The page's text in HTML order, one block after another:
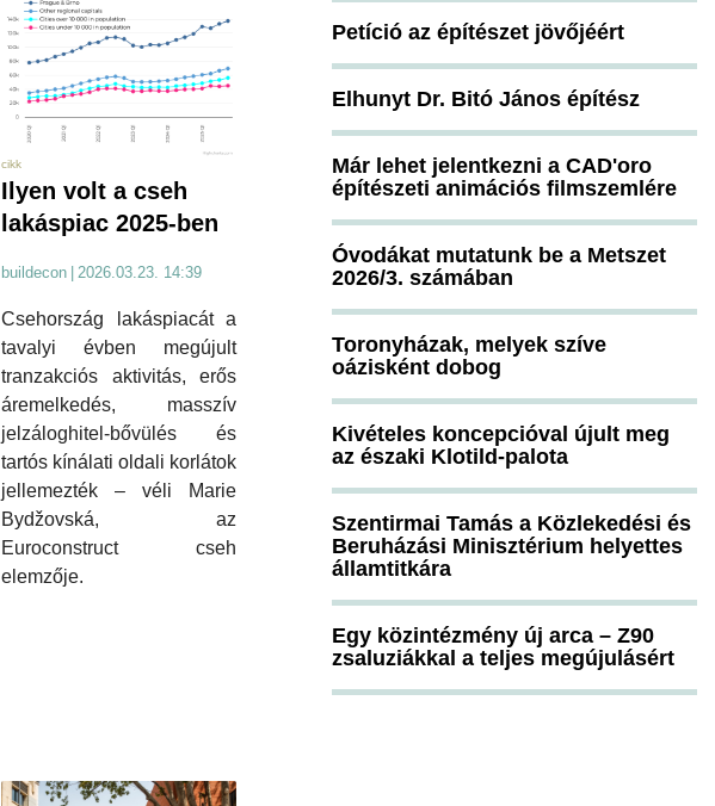
cikk
Ilyen volt a cseh
lakáspiac 2025-ben
buildecon 2026.03.23. 14:39
Csehország lakáspiacát a
tavalyi évben megújult
tranzakciós aktivitás, erős
áremelkedés, masszív
jelzáloghitel-bővülés és
tartós kínálati oldali korlátok
jellemezték – véli Marie
Bydžovská, az
Euroconstruct cseh
elemzője.
Petíció az építészet jövőjéért
Elhunyt Dr. Bitó János építész
Már lehet jelentkezni a CAD'oro
építészeti animációs filmszemlére
Óvodákat mutatunk be a Metszet
2026/3. számában
Toronyházak, melyek szíve
oázisként dobog
Kivételes koncepcióval újult meg
az északi Klotild-palota
Szentirmai Tamás a Közlekedési és
Beruházási Minisztérium helyettes
államtitkára
Egy közintézmény új arca – Z90
zsaluziákkal a teljes megújulásért